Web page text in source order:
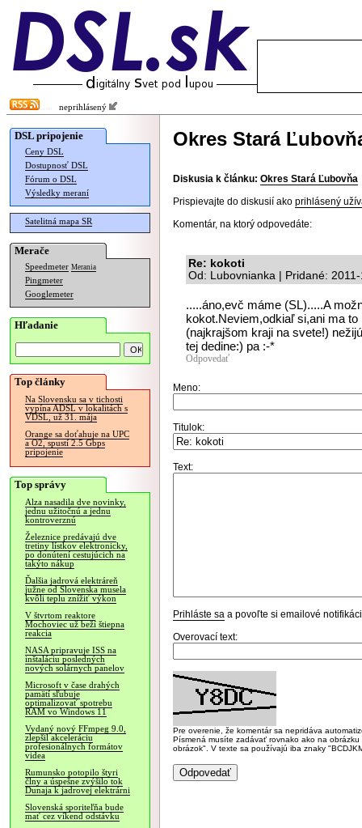
neprihlásený
DSL pripojenie
Ceny DSL
Dostupnosť DSL
Fórum o DSL
Výsledky meraní
Satelitná mapa SR
Merače
Speedmeter Merania
Pingmeter
Googlemeter
Hľadanie
Top články
Na Slovensku sa v tichosti
vypína ADSL v lokalitách s
VDSL, už 31. mája
Orange sa doťahuje na UPC
a O2, spustí 2.5 Gbps
pripojenie
Top správy
Alza nasadila dve novinky,
jednu užitočnú a jednu
kontroverznú
Železnice predávajú dve
tretiny lístkov elektronicky,
po donútení cestujúcich na
takýto nákup
Ďalšia jadrová elektráreň
južne od Slovenska musela
kvôli teplu znížiť výkon
V štvrtom reaktore
Mochoviec už beží štiepna
reakcia
NASA pripravuje ISS na
inštaláciu posledných
nových solárnych panelov
Microsoft v čase drahých
pamätí sľubuje
optimalizovať spotrebu
RAM vo Windows 11
Vydaný nový FFmpeg 9.0,
zlepšil akceleráciu
profesionálnych formátov
videa
Rumunsko potopilo štyri
člny a úspešne zvýšilo tok
Dunaja k jadrovej elektrárni
Slovenská sporiteľňa bude
mať cez víkend odstávku
Okres Stará
Diskusia k článku: Okres Stará Ľubovňa
Prispievajte do diskusií ako prihlásený
Komentár, na ktorý odpovedáte:
Re: kokoti
Od: Lubovnianka | Pridané:
.....áno,evč máme (SL).....A
kokot.Neviem,odkiaľ si,ani ma
(najkrajšom kraji na svete!)
tej dedine:) pa :-*
Odpovedať
Meno:
Titulok:
Text:
Prihláste sa a povoľte si emailové
Overovací text:
Pre overenie, že komentár sa nepridáva
Písmená musíte zadávať rovnako ako na
obrázok". V texte sa používajú iba znaky